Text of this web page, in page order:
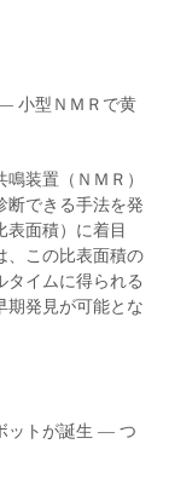
小型ＮＭＲで黄
装置（ＮＭＲ）
断できる手法を発
表面積）に着目
、この比表面積の
タイムに得られる
期発見が可能とな
ットが誕生 ― つ